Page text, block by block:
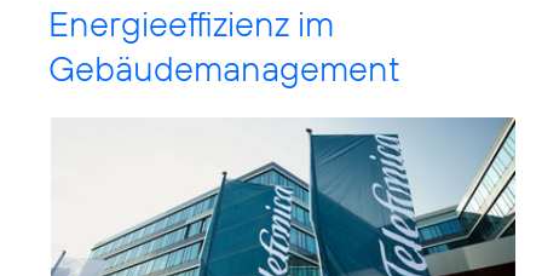
Energieeffizienz im
Gebäudemanagement